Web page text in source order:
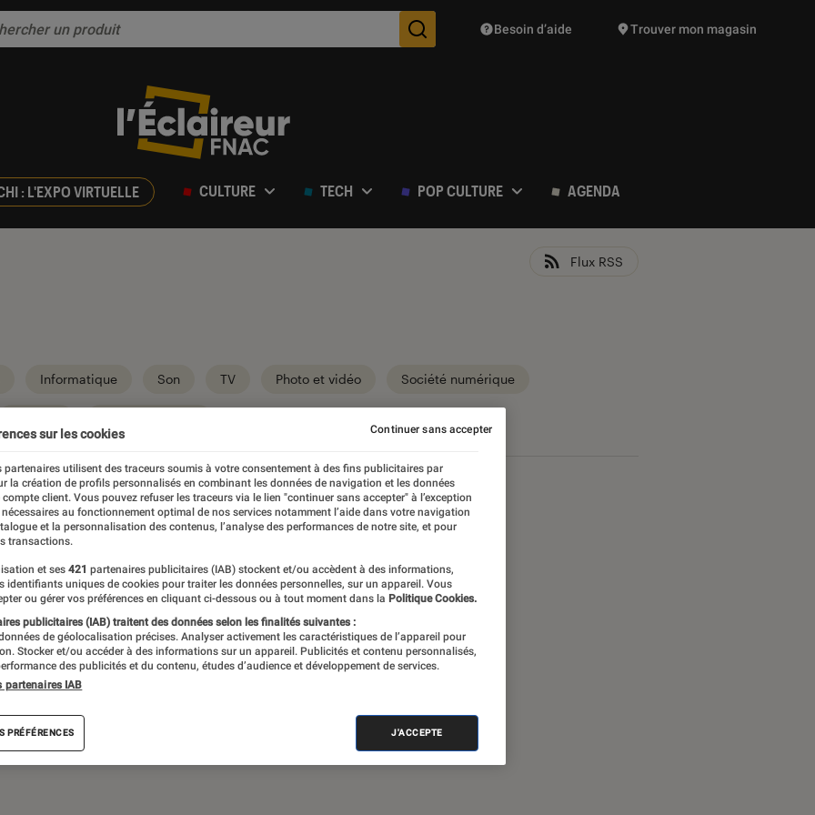
Des suggestions de produits vont vous être proposées
Besoin d’aide Trouver mon magasin
: L'EXPO VIRTUELLE CULTURE TECH POP CULTURE AGENDA
Flux RSS
Informatique Son TV Photo et vidéo Société numérique
audio, objets connectés… l’Éclaireur
l’actualité Tech décryptée, de nombreux
des tests de produits, réalisés par le
sur les cookies
partenaires utilisent des traceurs soumis à votre consentement à des fins publicitaires par
la création de profils personnalisés en combinant les données de navigation et les données
compte client. Vous pouvez refuser les traceurs via le lien "continuer sans accepter" à l’exception
au fonctionnement optimal de nos services notamment l’aide dans votre navigation
et la personnalisation des contenus, l’analyse des performances de notre site, et pour
transactions.
et ses 421 partenaires publicitaires (IAB) stockent et/ou accèdent à des informations,
identifiants uniques de cookies pour traiter les données personnelles, sur un appareil. Vous
ou gérer vos préférences en cliquant ci-dessous ou à tout moment dans la Politique Cookies.
publicitaires (IAB) traitent des données selon les finalités suivantes :
de géolocalisation précises. Analyser activement les caractéristiques de l’appareil pour
Stocker et/ou accéder à des informations sur un appareil. Publicités et contenu personnalisés,
des publicités et du contenu, études d’audience et développement de services.
partenaires IAB
PRÉFÉRENCES J'ACCEPTE
Continuer sans accepter